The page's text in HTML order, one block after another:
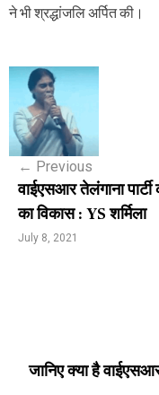
ने भी श्रद्धांजलि अर्पित की।
P
o
s
n
a
← Previous
वाईएसआर तेलंगाना
का विकास : YS शर्मिला
July 8, 2021
जानिए क्या है